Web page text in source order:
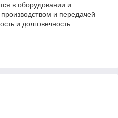
в оборудовании и
и передачей
и долговечность